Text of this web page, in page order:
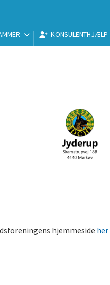
KONSULENTHJÆLP
hjemmeside her